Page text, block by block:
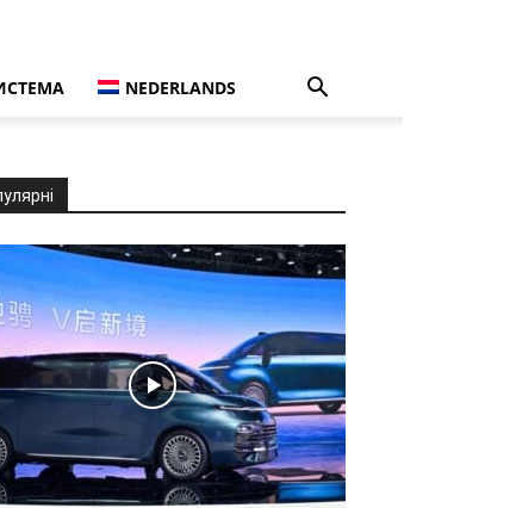
NEDERLANDS